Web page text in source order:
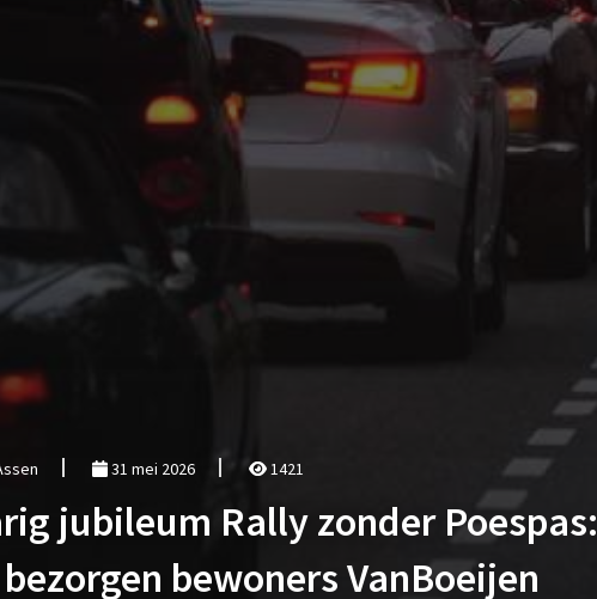
31 mei 2026 1421
jubileum Rally zonder Poespas:
bewoners VanBoeijen